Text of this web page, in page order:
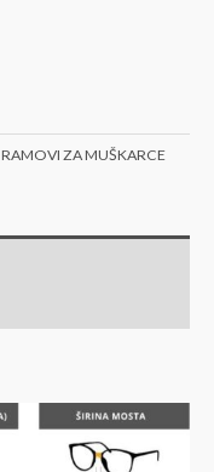
RAMOVI ZA MUŠKARCE